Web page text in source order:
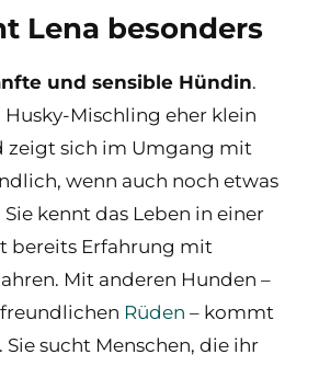
Lena besonders
und sensible Hündin.
Husky-Mischling eher klein
zeigt sich im Umgang mit
wenn auch noch etwas
kennt das Leben in einer
bereits Erfahrung mit
Mit anderen Hunden –
Rüden – kommt
sucht Menschen, die ihr